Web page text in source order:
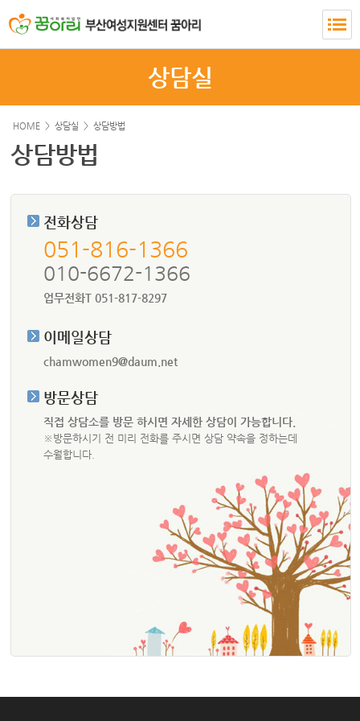
상담실
HOME >상담실 >상담방법
상담방법
전화상담
051-816-1366
010-6672-1366
업무전화T 051-817-8297
이메일상담
chamwomen9@daum.net
방문상담
직접 상담소를 방문 하시면 자세한 상담이 가능합니다.
※방문하시기 전 미리 전화를 주시면 상담 약속을 정하는데
수월합니다.